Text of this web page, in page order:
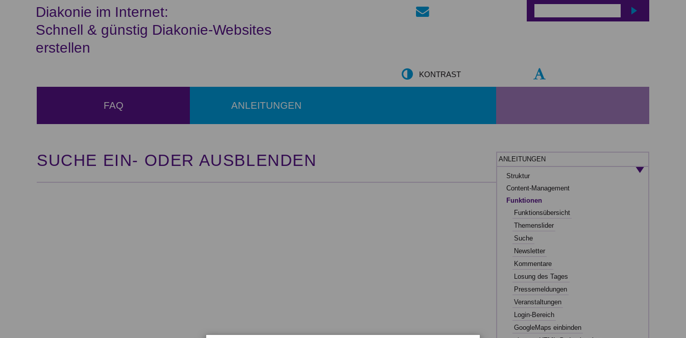
Diakonie im Internet:
Schnell & günstig Diakonie-Websites
erstellen
KONTRAST
FAQ ANLEITUNGEN
SUCHE EIN- ODER AUSBLENDEN ANLEITUNGEN
Struktur
Content-Management
Funktionen
Funktionsübersicht
Themenslider
Suche
Newsletter
Kommentare
Losung des Tages
Pressemeldungen
Veranstaltungen
Login-Bereich
GoogleMaps einbinden